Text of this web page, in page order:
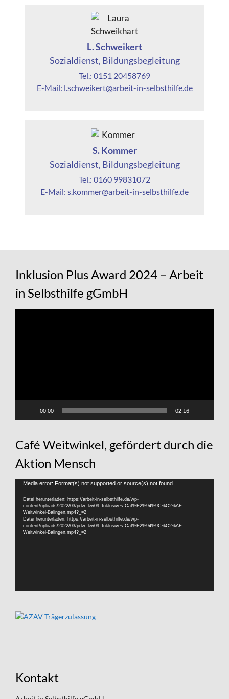
L. Schweikert
Sozialdienst, Bildungsbegleitung
Tel.: 0151 20458769
E-Mail: l.schweikert@arbeit-in-selbsthilfe.de
S. Kommer
Sozialdienst, Bildungsbegleitung
Tel.: 0160 99831072
E-Mail: s.kommer@arbeit-in-selbsthilfe.de
Inklusion Plus Award 2024 – Arbeit
in Selbsthilfe gGmbH
00:00 02:16
Café Weitwinkel, gefördert durch die
Aktion Mensch
Video-
Media error: Format(s) not supported or source(s) not found
Datei herunterladen: https://arbeit-in-selbsthilfe.de/wp-
content/uploads/2022/03/pdw_kw09_Inklusives-Caf%E2%94%9C%C2%AE-
Weitwinkel-Balingen.mp4?_=2
Datei herunterladen: https://arbeit-in-selbsthilfe.de/wp-
content/uploads/2022/03/pdw_kw09_Inklusives-Caf%E2%94%9C%C2%AE-
Weitwinkel-Balingen.mp4?_=2
Kontakt